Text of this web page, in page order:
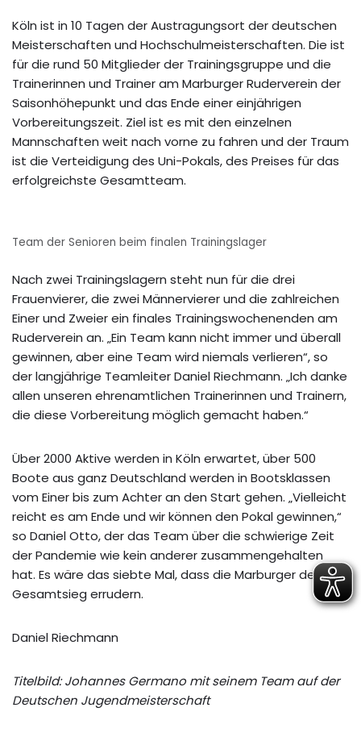
Köln ist in 10 Tagen der Austragungsort der deutschen
Meisterschaften und Hochschulmeisterschaften. Die ist
für die rund 50 Mitglieder der Trainingsgruppe und die
Trainerinnen und Trainer am Marburger Ruderverein der
Saisonhöhepunkt und das Ende einer einjährigen
Vorbereitungszeit. Ziel ist es mit den einzelnen
Mannschaften weit nach vorne zu fahren und der Traum
ist die Verteidigung des Uni-Pokals, des Preises für das
erfolgreichste Gesamtteam.
Team der Senioren beim finalen Trainingslager
Nach zwei Trainingslagern steht nun für die drei
Frauenvierer, die zwei Männervierer und die zahlreichen
Einer und Zweier ein finales Trainingswochenenden am
Ruderverein an. „Ein Team kann nicht immer und überall
gewinnen, aber eine Team wird niemals verlieren“, so
der langjährige Teamleiter Daniel Riechmann. „Ich danke
allen unseren ehrenamtlichen Trainerinnen und Trainern,
die diese Vorbereitung möglich gemacht haben.“
Über 2000 Aktive werden in Köln erwartet, über 500
Boote aus ganz Deutschland werden in Bootsklassen
vom Einer bis zum Achter an den Start gehen. „Vielleicht
reicht es am Ende und wir können den Pokal gewinnen,“
so Daniel Otto, der das Team über die schwierige Zeit
der Pandemie wie kein anderer zusammengehalten
hat. Es wäre das siebte Mal, dass die Marburger den
Gesamtsieg errudern.
Daniel Riechmann
Titelbild: Johannes Germano mit seinem Team auf der
Deutschen Jugendmeisterschaft